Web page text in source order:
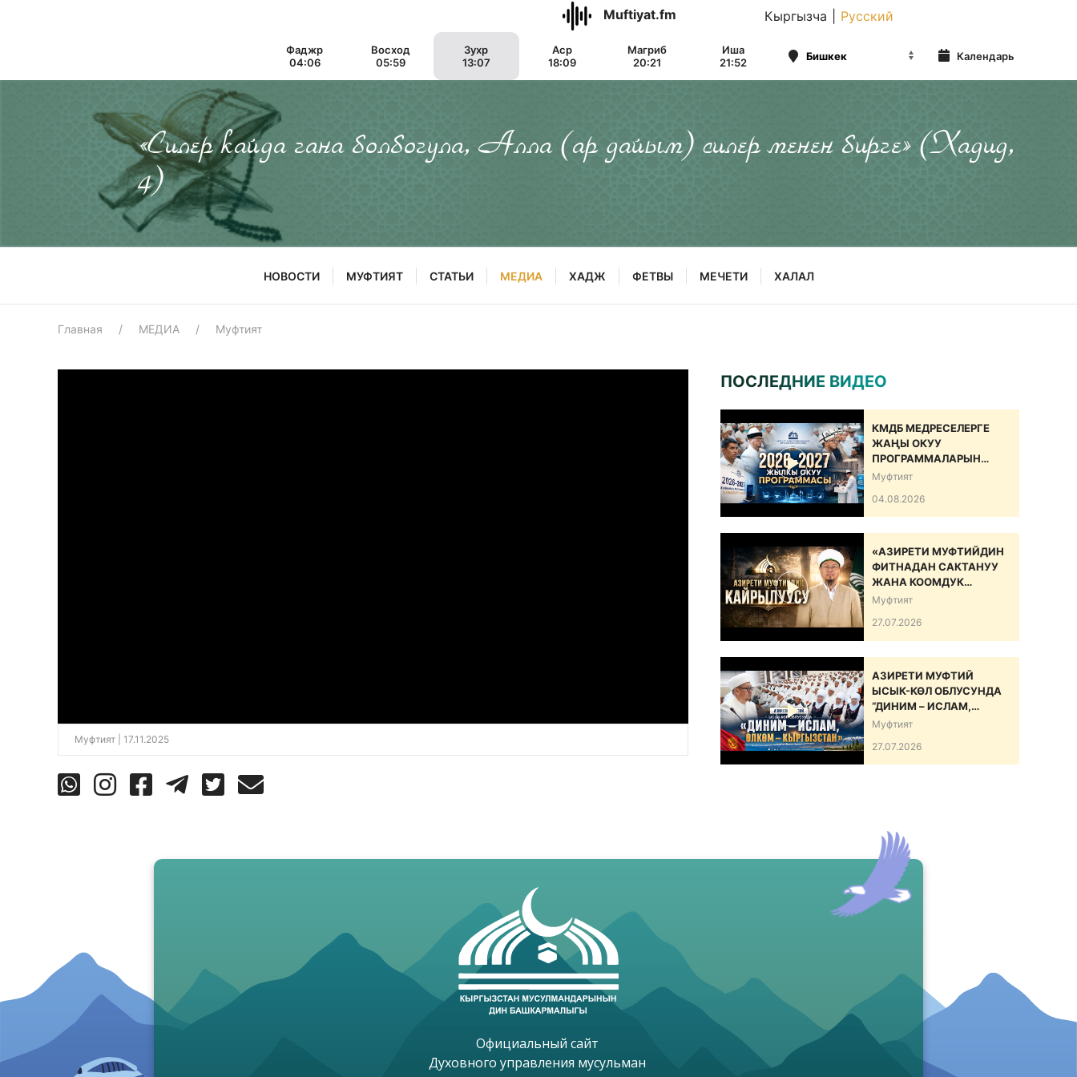
Muftiyat.fm Кыргызча Русский
Фаджр
04:06
Восход
05:59
Зухр
13:07
Аср
18:09
Магриб
20:21
Иша
21:52
Календарь
«Силер кайда гана болбогула, Алла (ар дайым) силер менен бирге» (Хадид,
4)
НОВОСТИ МУФТИЯТ СТАТЬИ МЕДИА ХАДЖ ФЕТВЫ МЕЧЕТИ ХАЛАЛ
Главная МЕДИА Муфтият
Муфтият | 17.11.2025
ПОСЛЕДНИЕ ВИДЕО
КМДБ МЕДРЕСЕЛЕРГЕ
ЖАҢЫ ОКУУ
ПРОГРАММАЛАРЫН
САНАРИПТИК БИЛИМ
ДОЛБООРДУ ИШКЕ
КИРГИЗДИ
Муфтият
04.08.2026
«АЗИРЕТИ МУФТИЙДИН
ФИТНАДАН САКТАНУУ
ЖАНА КООМДУК
ЫНТЫМАКТЫ БЕКЕМДӨӨ
Муфтият
27.07.2026
АЗИРЕТИ МУФТИЙ
ЫСЫК-КӨЛ ОБЛУСУНДА
“ДИНИМ – ИСЛАМ,
ӨЛКӨМ – КЫРГЫЗСТАН”
ӨТКӨРДҮ
Муфтият
27.07.2026
Официальный сайт
Духовного управления мусульман